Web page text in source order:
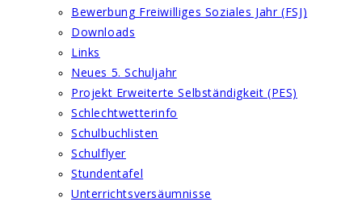
Bewerbung Freiwilliges Soziales Jahr (FSJ)
Downloads
Links
Neues 5. Schuljahr
Projekt Erweiterte Selbständigkeit (PES)
Schlechtwetterinfo
Schulbuchlisten
Schulflyer
Stundentafel
Unterrichtsversäumnisse